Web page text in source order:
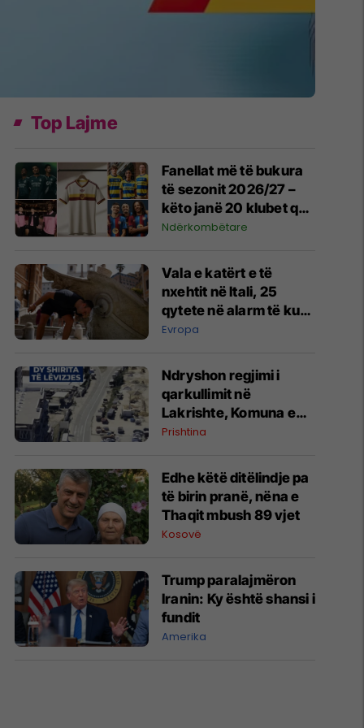
Top Lajme
Fanellat më të bukura
të sezonit 2026/27 –
këto janë 20 klubet që
spikatën me dizajnin e
Ndërkombëtare
Vala e katërt e të
nxehtit në Itali, 25
qytete në alarm të kuq
- probleme me
Evropa
Ndryshon regjimi i
qarkullimit në
Lakrishte, Komuna e
Prishtinës ofron
Prishtina
Edhe këtë ditëlindje pa
të birin pranë, nëna e
Thaqit mbush 89 vjet
Kosovë
Trump paralajmëron
Iranin: Ky është shansi i
fundit
Amerika